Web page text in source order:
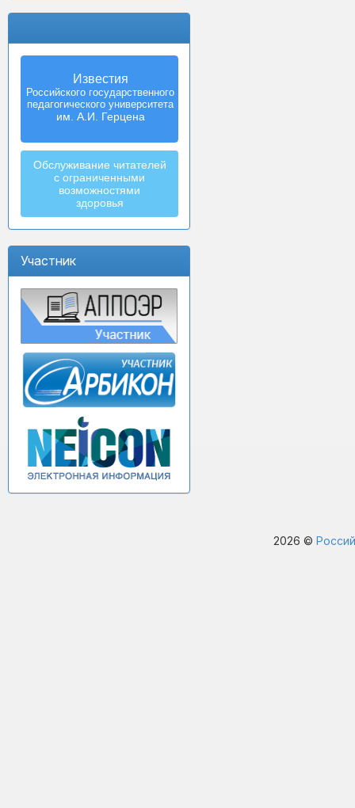
Известия
Российского государственного
педагогического университета
им. А.И. Герцена
Обслуживание читателей
с ограниченными
возможностями
здоровья
Участник
2026 ©